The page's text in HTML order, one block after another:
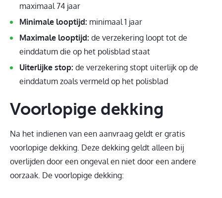
maximaal 74 jaar
Minimale looptijd: minimaal 1 jaar
Maximale looptijd:de verzekering loopt tot de
einddatum die op het polisblad staat
Uiterlijke stop: de verzekering stopt uiterlijk op de
einddatum zoals vermeld op het polisblad
Voorlopige dekking
Na het indienen van een aanvraag geldt er gratis
voorlopige dekking. Deze dekking geldt alleen bij
overlijden door een ongeval en niet door een andere
oorzaak. De voorlopige dekking: